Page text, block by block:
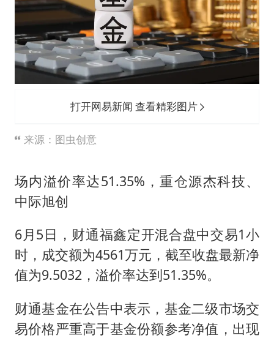
打开网易新闻 查看精彩图片
来源：图虫创意
场内溢价率达51.35%，重仓源杰科技、
中际旭创
6月5日，财通福鑫定开混合盘中交易1小
时，成交额为4561万元，截至收盘最新净
值为9.5032，溢价率达到51.35%。
财通基金在公告中表示，基金二级市场交
易价格严重高于基金份额参考净值，出现